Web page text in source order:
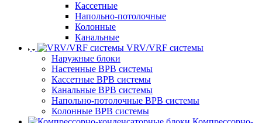
Кассетные
Напольно-потолочные
Колонные
Канальные
VRV/VRF системы
Наружные блоки
Настенные ВРВ системы
Кассетные ВРВ системы
Канальные ВРВ системы
Напольно-потолочные ВРВ системы
Колонные ВРВ системы